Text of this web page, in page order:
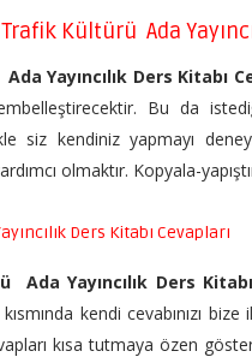
Trafik Kültürü Ada
Yayıncılık Ders Kitabı
Bu da
siz kendiniz yapmayı
olmaktır. Kopyala-
Ders Kitabı Cevapları
Yayıncılık Ders
kendi cevabınızı
kısa tutmaya özen